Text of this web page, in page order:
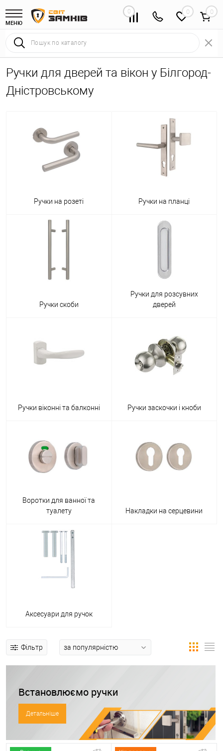
МЕНЮ
0 0
Ручки для дверей та вікон у Білгород-
Дністровському
Ручки на розеті Ручки на планці
Ручки скоби
Ручки для розсувних
дверей
Ручки віконні та балконні Ручки заскочки і кноби
Воротки для ванної та
туалету
Накладки на серцевини
Аксесуари для ручок
Фільтр
Встановлюємо ручки
Детальніше